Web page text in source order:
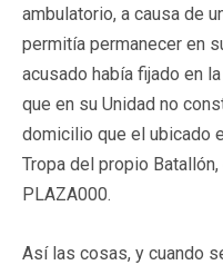
ambulatorio, a causa de
permitía permanecer en
acusado había fijado en
que en su Unidad no
domicilio que el ubicado
Tropa del propio
PLAZA000.
Así las cosas, y cuando